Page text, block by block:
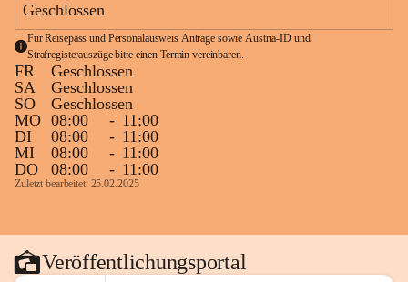
Geschlossen
Für Reisepass und Personalausweis Anträge sowie Austria-ID und
Strafregisterauszüge bitte einen Termin vereinbaren.
FR
Geschlossen
SA
Geschlossen
SO
Geschlossen
MO 08:00 - 11:00
DI
08:00 - 11:00
MI
08:00 - 11:00
DO
08:00 - 11:00
Zuletzt bearbeitet: 25.02.2025
Veröffentlichungsportal